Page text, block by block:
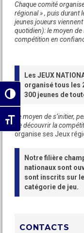
Passer en contraste
Changer la taille de la
Chaque comité
régional » , puis durant
jeunes joueurs
quotidien): le moyen
compétition en
Les JEUX
organisé tous les
300 jeunes de
Le moyen de s’initier,
de découvrir la
organise ses Jeux
Notre filière
nationaux sont
sont inscrits sur
catégorie de jeu.
CONTACTS